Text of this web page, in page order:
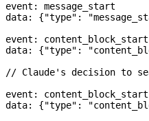
event: message_start
data: {"type" :
event: content_block_start
data: {"type" :
// Claude's decision to
event: content_block_start
data: {"type" :